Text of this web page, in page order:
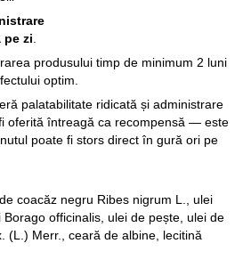
pe zi
produsului timp de minimum 2 luni
optim.
palatabilitate ridicată și administrare
oferită întreagă ca recompensă — este
poate fi stors direct în gură ori pe
coacăz negru Ribes nigrum L., ulei
officinalis, ulei de pește, ulei de
(L.) Merr., ceară de albine, lecitină